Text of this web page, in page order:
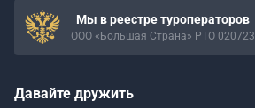
Мы в реестре туроператоров
ООО «Большая Страна» РТО 020723
Давайте дружить